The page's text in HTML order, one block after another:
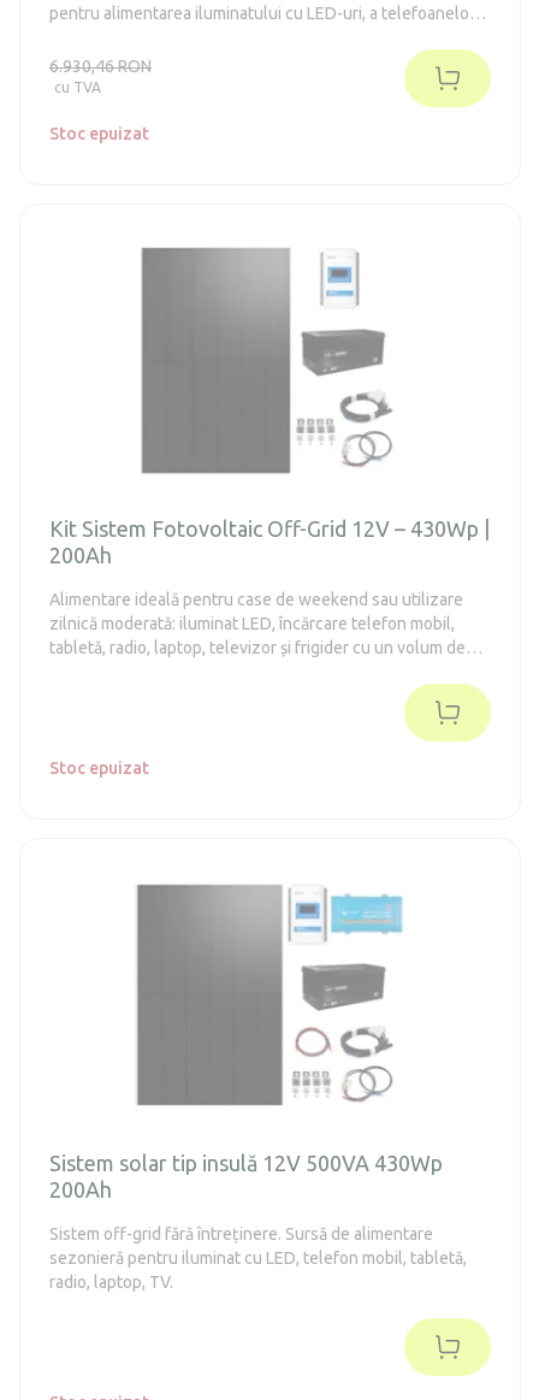
pentru alimentarea iluminatului cu LED-uri, a telefoanelor
frigiderelor din clasa energetică E-F de până la 130 de litri
(în conformitate cu vechiul standard A++). Sistemul nu
6.930,46 RON
cu TVA
Stoc epuizat
Kit Sistem Fotovoltaic Off-Grid 12V – 430Wp |
200Ah
Alimentare ideală pentru case de weekend sau utilizare
zilnică moderată: iluminat LED, încărcare telefon mobil,
tabletă, radio, laptop, televizor și frigider cu un volum de
Stoc epuizat
Sistem solar tip insulă 12V 500VA 430Wp
200Ah
Sistem off-grid fără întreținere. Sursă de alimentare
sezonieră pentru iluminat cu LED, telefon mobil, tabletă,
radio, laptop, TV.